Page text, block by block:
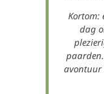
Kortom:
dag
avontuur